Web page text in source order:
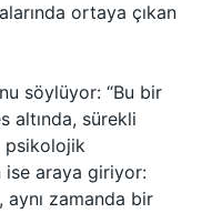
ortaya çıkan
söylüyor: “Bu bir
altında, sürekli
psikolojik
ise araya giriyor:
aynı zamanda bir